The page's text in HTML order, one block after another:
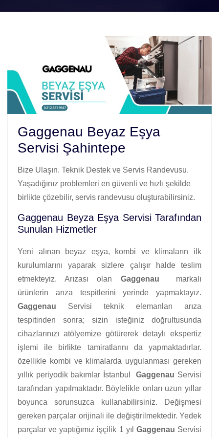
Gaggenau Beyaz Eşya
Servisi Şahintepe
Bize Ulaşın. Teknik Destek ve Servis Randevusu.
Yaşadığınız problemleri en güvenli ve hızlı şekilde
birlikte çözebilir, servis randevusu oluşturabilirsiniz.
Gaggenau Beyza Eşya Servisi Tarafından
Sunulan Hizmetler
Yeni alınan beyaz eşya, kombi ve klimaların ilk
kurulumlarını yaparak sizlere çalışır halde teslim
etmekteyiz. Arızası olan Gaggenau markalı
ürünlerin arıza tespitlerini yerinde yapmaktayız.
Gaggenau Servisi teknik elemanları arıza
tespitinden sonra; sizin isteğiniz doğrultusunda
cihazlarınızı atölyemize götürerek detaylı ekspertiz
işlemi ile birlikte tamiratlarını da yapmaktadırlar.
özellikle kombi ve klimalarda uygulanması gereken
yıllık periyodik bakımlar İstanbulGaggenau Servisi
tarafından yapılmaktadır. Böylelikle onları uzun yıllar
boyunca sorunsuzca kullanabilirsiniz. Değişmesi
gereken parçalar orijinali ile değiştirilmektedir. Yedek
parçalar ve yaptığımız işçilik 1 yıl Gaggenau Servisi